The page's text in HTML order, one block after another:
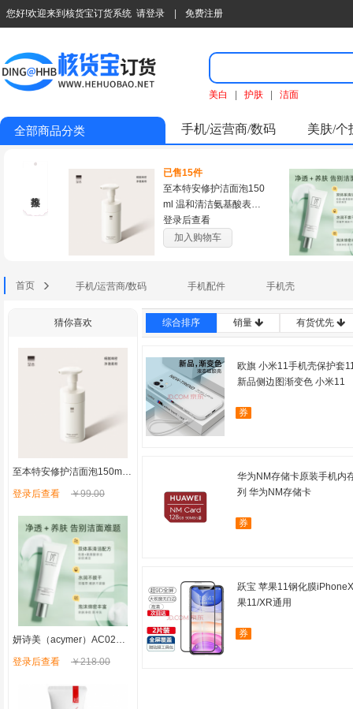
您好!欢迎来到核货宝订货系统 请登录 免费注册
美白 护肤 洁面
全部商品分类 手机/运营商/数码 美肤/个
已售15件
至本特安修护洁面泡150
ml 温和清洁氨基酸表活
泡沫绵密慕斯洗面奶
登录后查看
加入购物车
首页 手机/运营商/数码 手机配件 手机壳
猜你喜欢
至本特安修护洁面泡150ml 温和清洁氨基酸表活泡沫绵密慕斯洗面奶
登录后查看
￥99.00
妍诗美（acymer）AC02保湿嫩肤洁面乳 深层洁净去油女男士洗面奶补水保湿 伊的家
登录后查看
￥218.00
综合排序 销量 有货优先
欧旗 小米11手机壳保护套
新品侧边图渐变色 小米11
券
华为NM存储卡原装手机内
列 华为NM存储卡
券
跃宝 苹果11钢化膜
果11/XR通用
券